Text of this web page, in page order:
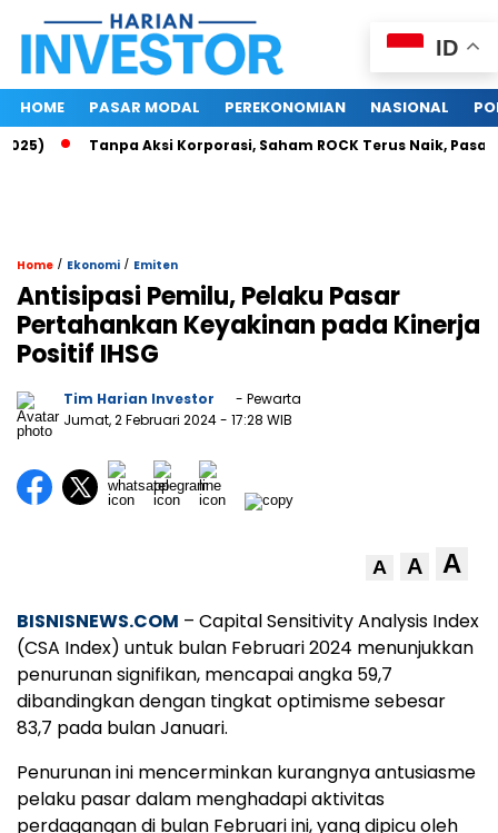
HOME PASAR MODAL PEREKONOMIAN NASIONAL
Tanpa Aksi Korporasi, Saham ROCK Terus Naik, Pasar
Home / Ekonomi / Emiten
Antisipasi Pemilu, Pelaku Pasar
Pertahankan Keyakinan pada Kinerja
Positif IHSG
Tim Harian Investor
- Pewarta
Jumat, 2 Februari 2024- 17:28 WIB
A A A
BISNISNEWS.COM – Capital Sensitivity Analysis Index
(CSA Index) untuk bulan Februari 2024 menunjukkan
penurunan signifikan, mencapai angka 59,7
dibandingkan dengan tingkat optimisme sebesar
83,7 pada bulan Januari.
Penurunan ini mencerminkan kurangnya antusiasme
pelaku pasar dalam menghadapi aktivitas
perdagangan di bulan Februariini, yang dipicu oleh
ID